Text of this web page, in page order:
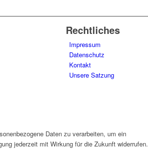
Rechtliches
Impressum
Datenschutz
Kontakt
Unsere Satzung
Daten zu verarbeiten, um ein
jederzeit mit Wirkung für die Zukunft widerrufen.